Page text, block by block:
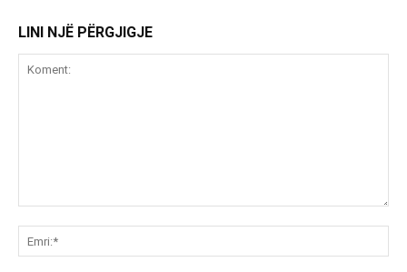
LINI NJË PËRGJIGJE